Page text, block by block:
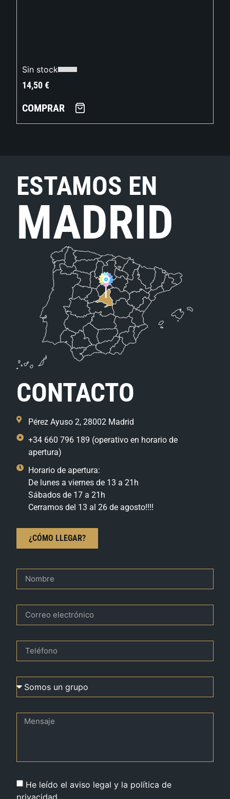
Sin stock
14,50€
COMPRAR
ESTAMOS EN
MADRID
CONTACTO
Pérez Ayuso 2, 28002 Madrid
+34 660 796 189 (operativo en horario de
apertura)
Horario de apertura:
De lunes a viernes de 13 a 21h
Sábados de 17 a 21h
Cerramos del 13 al 26 de agosto!!!!
¿CÓMO LLEGAR?
He leído el aviso legal y la política de
privacidad